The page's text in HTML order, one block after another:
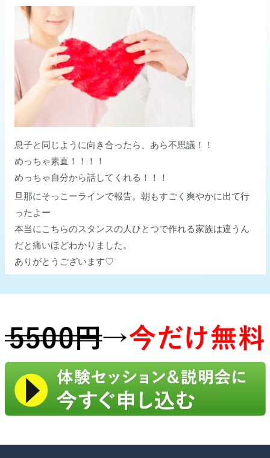
息子と同じように向き合ったら、あら不思議！！
めっちゃ素直！！！！
めっちゃ自分から話してくれる！！！
旦那にそっこーラインで報告。朝もすごく爽やかに出て行
ったよー
本当にこちらのスタンスの人ひとつで作れる家族は違うん
だと痛いほどわかりました。
ありがとうございます♡